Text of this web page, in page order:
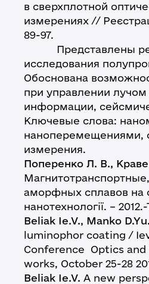
в сверхплотной
измерениях //
89-97.
Представлены
исследования
Обоснована
при управлении лучом
информации,
Ключевые слова:
наноперемещениями,
измерения.
Поперенко Л. В.,
аморфных сплавов на
нанотехнології. –
Beliak Ie.V., Manko D.Yu.
luminophor coating /
Conference Optics and
works, October 25-28
Beliak Ie.V. А new